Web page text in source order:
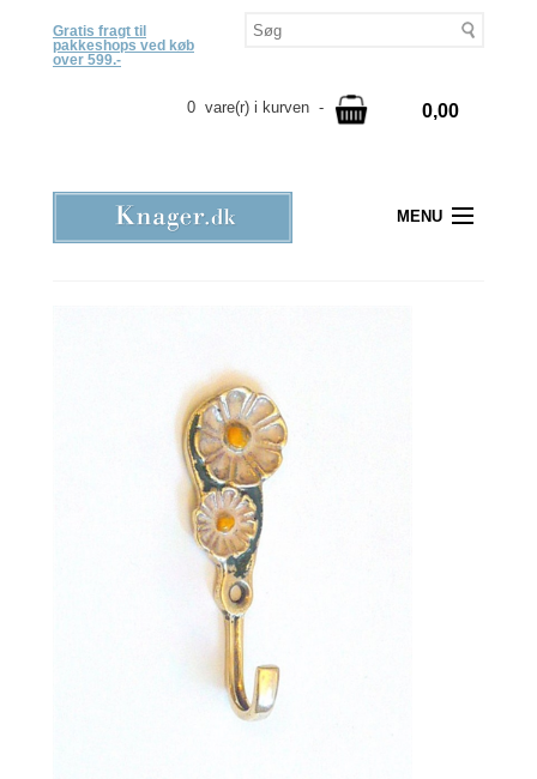
Gratis fragt til
pakkeshops ved køb
over 599.-
0 vare(r) i kurven - 0,00
MENU